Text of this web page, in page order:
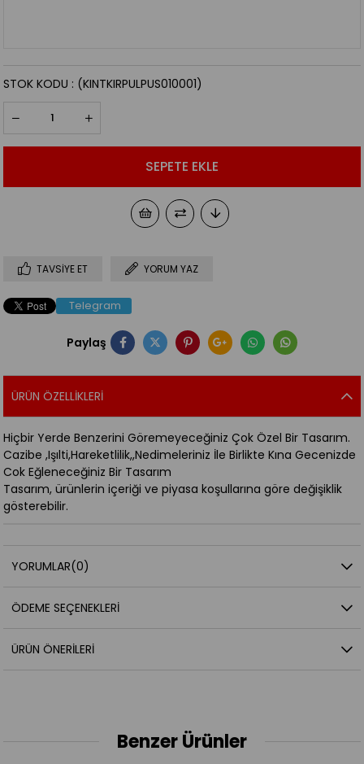
(KINTKIRPULPUS010001)
STOK KODU
TAVSIYE ET YORUM YAZ
Telegram
Paylaş
ÜRÜN ÖZELLIKLERI
Hiçbir Yerde Benzerini Göremeyeceğiniz Çok Özel Bir Tasarım.
Cazibe ,Işılti,Hareketlilik,,Nedimeleriniz İle Birlikte Kına Gecenizde
Cok Eğleneceğiniz Bir Tasarım
Tasarım, ürünlerin içeriği ve piyasa koşullarına göre değişiklik
gösterebilir.
YORUMLAR(0)
ÖDEME SEÇENEKLERI
ÜRÜN ÖNERILERI
Benzer Ürünler